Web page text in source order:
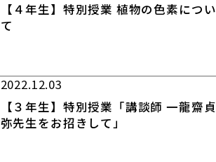
【４年生】特別授業 植物の色素につい
て
2022.12.03
【３年生】特別授業「講談師 一龍齋貞
弥先生をお招きして」